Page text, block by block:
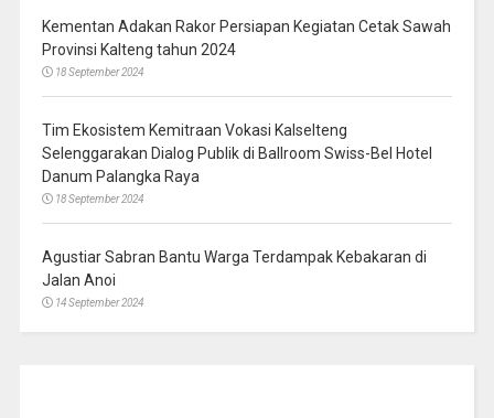
Kementan Adakan Rakor Persiapan Kegiatan Cetak Sawah
Provinsi Kalteng tahun 2024
18 September 2024
Tim Ekosistem Kemitraan Vokasi Kalselteng
Selenggarakan Dialog Publik di Ballroom Swiss-Bel Hotel
Danum Palangka Raya
18 September 2024
Agustiar Sabran Bantu Warga Terdampak Kebakaran di
Jalan Anoi
14 September 2024